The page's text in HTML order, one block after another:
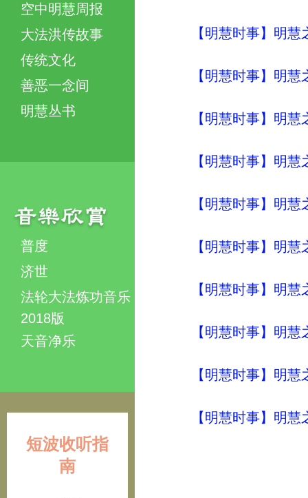
空中明慧周报
大法洪传故事
传统文化
善恶一念间
明慧丛书
普度
济世
法轮大法炼功音乐
2018版
天音净乐
短波收听指
南
【明慧时事】明
【明慧时事】明
【明慧时事】明
【明慧时事】明
【明慧时事】明
【明慧时事】明
【明慧时事】明
【明慧时事】明
【明慧时事】明
【明慧时事】明